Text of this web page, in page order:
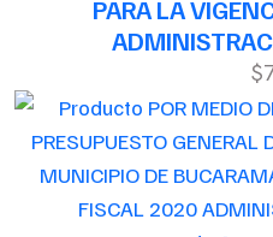
PARA LA